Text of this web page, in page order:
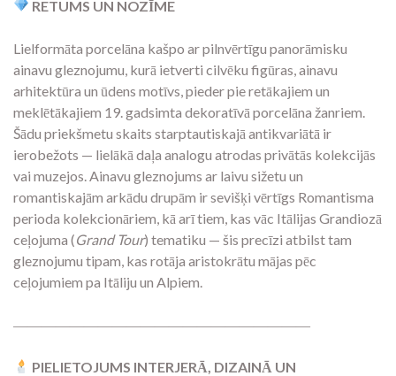
RETUMS UN NOZĪME
Lielformāta porcelāna kašpo ar pilnvērtīgu panorāmisku
ainavu gleznojumu, kurā ietverti cilvēku figūras, ainavu
arhitektūra un ūdens motīvs, pieder pie retākajiem un
meklētākajiem 19. gadsimta dekoratīvā porcelāna žanriem.
Šādu priekšmetu skaits starptautiskajā antikvariātā ir
ierobežots — lielākā daļa analogu atrodas privātās kolekcijās
vai muzejos. Ainavu gleznojums ar laivu sižetu un
romantiskajām arkādu drupām ir sevišķi vērtīgs Romantisma
perioda kolekcionāriem, kā arī tiem, kas vāc Itālijas Grandiozā
ceļojuma (Grand Tour) tematiku — šis precīzi atbilst tam
gleznojumu tipam, kas rotāja aristokrātu mājas pēc
ceļojumiem pa Itāliju un Alpiem.
―――――――――――――――――――――
PIELIETOJUMS INTERJERĀ, DIZAINĀ UN